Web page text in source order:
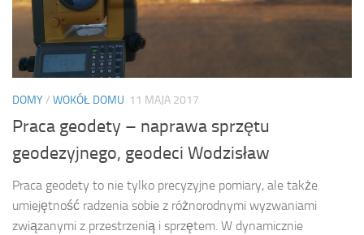
DOMY/ WOKÓŁ DOMU 11 MAJA 2017
Praca geodety – naprawa sprzętu
geodezyjnego, geodeci Wodzisław
Praca geodety to nie tylko precyzyjne pomiary, ale także
umiejętność radzenia sobie z różnorodnymi wyzwaniami
związanymi z przestrzenią i sprzętem. W dynamicznie